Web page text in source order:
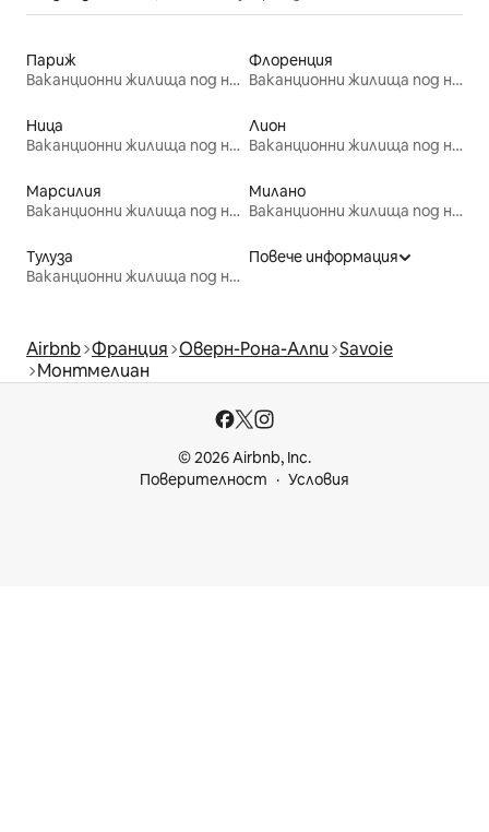
Париж
Ваканционни жилища под наем
Флоренция
Ваканционни жилища под наем
Ница
Ваканционни жилища под наем
Лион
Ваканционни жилища под наем
Марсилия
Ваканционни жилища под наем
Милано
Ваканционни жилища под наем
Тулуза
Ваканционни жилища под наем
Повече информация
Airbnb Франция Оверн-Рона-Алпи Savoie
Монтмелиан
© 2026 Airbnb, Inc.
Поверителност
Условия